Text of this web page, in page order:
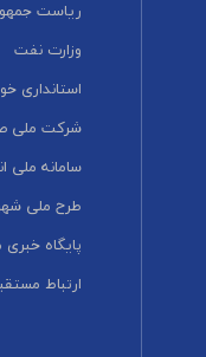
ریاست
وزارت نفت
استانداری
شرکت ملی
سامانه ملی
طرح ملی
پایگاه خبری
ارتباط